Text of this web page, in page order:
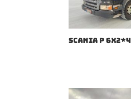
SCANIA P 6X2*4